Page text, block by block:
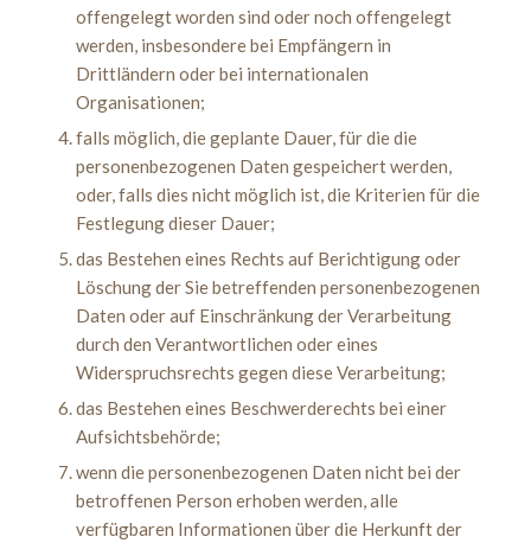
offengelegt worden sind oder noch offengelegt
werden, insbesondere bei Empfängern in
Drittländern oder bei internationalen
Organisationen;
falls möglich, die geplante Dauer, für die die
personenbezogenen Daten gespeichert werden,
oder, falls dies nicht möglich ist, die Kriterien für die
Festlegung dieser Dauer;
das Bestehen eines Rechts auf Berichtigung oder
Löschung der Sie betreffenden personenbezogenen
Daten oder auf Einschränkung der Verarbeitung
durch den Verantwortlichen oder eines
Widerspruchsrechts gegen diese Verarbeitung;
das Bestehen eines Beschwerderechts bei einer
Aufsichtsbehörde;
wenn die personenbezogenen Daten nicht bei der
betroffenen Person erhoben werden, alle
verfügbaren Informationen über die Herkunft der